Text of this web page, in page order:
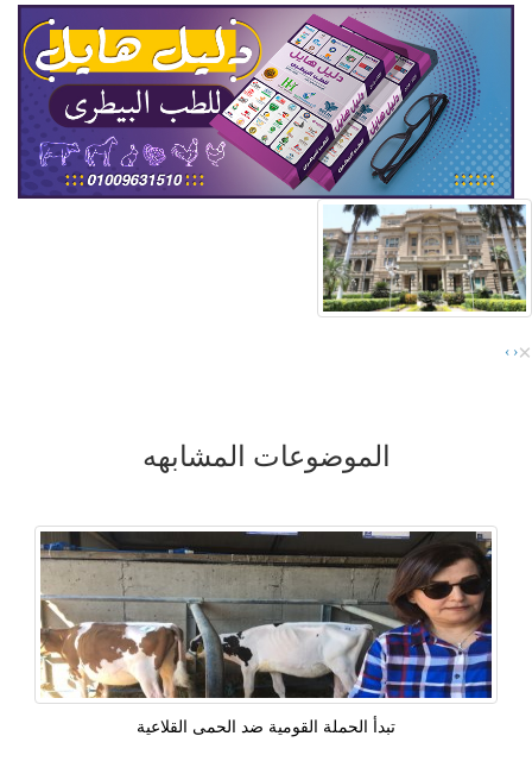
‹
› ×
الموضوعات المشابهه
تبدأ الحملة القومية ضد الحمى القلاعية